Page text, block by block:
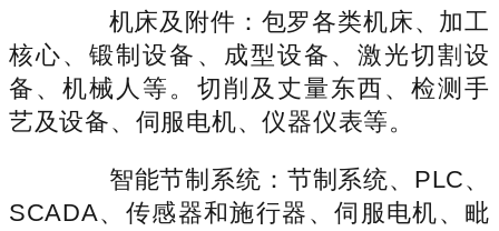
机床及附件：包罗各类机床、加工
核心、锻制设备、成型设备、激光切割设
备、机械人等。切削及丈量东西、检测手
艺及设备、伺服电机、仪器仪表等。
智能节制系统：节制系统、PLC、
SCADA、传感器和施行器、伺服电机、毗